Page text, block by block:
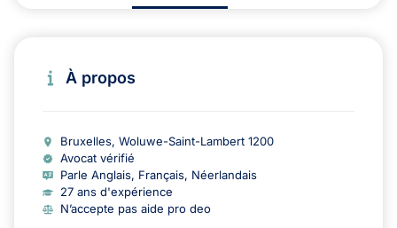
À propos
Bruxelles, Woluwe-Saint-Lambert 1200
Avocat vérifié
Parle Anglais, Français, Néerlandais
27 ans d'expérience
N’accepte pas aide pro deo